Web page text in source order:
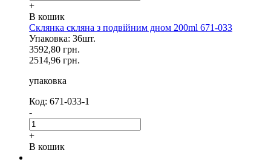
+
В кошик
Склянка скляна з подвійним дном 200ml 671-033
Упаковка: 36шт.
3592,80 грн.
2514,96 грн.
упаковка
Код: 671-033-1
-
+
В кошик